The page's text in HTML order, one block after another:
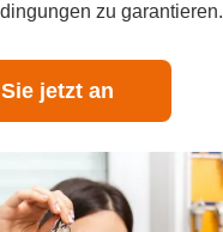
zu garantieren.
jetzt an